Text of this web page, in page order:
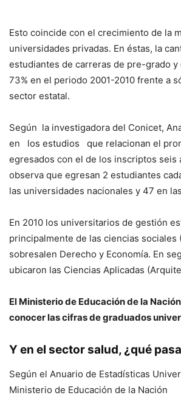
Esto coincide con el crecimiento de la
universidades privadas. En éstas, la
estudiantes de carreras de pre-grado y
73% en el periodo 2001-2010 frente a
sector estatal.
Según la investigadora del Conicet,
en los estudios que relacionan el
egresados con el de los inscriptos seis
observa que egresan 2 estudiantes
las universidades nacionales y 47 en
En 2010 los universitarios de gestión
principalmente de las ciencias sociales
sobresalen Derecho y Economía. En
ubicaron las Ciencias Aplicadas
El Ministerio de Educación de la
conocer las cifras de graduados
Y en el sector salud, ¿qué
Según el Anuario de Estadísticas
Ministerio de Educación de la Nación